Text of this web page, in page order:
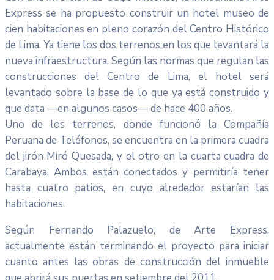
Express se ha propuesto construir un hotel museo de
cien habitaciones en pleno corazón del Centro Histórico
de Lima. Ya tiene los dos terrenos en los que levantará la
nueva infraestructura. Según las normas que regulan las
construcciones del Centro de Lima, el hotel será
levantado sobre la base de lo que ya está construido y
que data —en algunos casos— de hace 400 años.
Uno de los terrenos, donde funcionó la Compañía
Peruana de Teléfonos, se encuentra en la primera cuadra
del jirón Miró Quesada, y el otro en la cuarta cuadra de
Carabaya. Ambos están conectados y permitiría tener
hasta cuatro patios, en cuyo alrededor estarían las
habitaciones.
Según Fernando Palazuelo, de Arte Express,
actualmente están terminando el proyecto para iniciar
cuanto antes las obras de construcción del inmueble